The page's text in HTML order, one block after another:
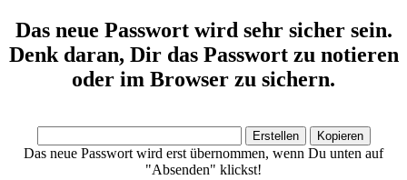
Das neue Passwort wird sehr sicher sein.
Denk daran, Dir das Passwort zu notieren
oder im Browser zu sichern.
Das neue Passwort wird erst übernommen, wenn Du unten auf
"Absenden" klickst!